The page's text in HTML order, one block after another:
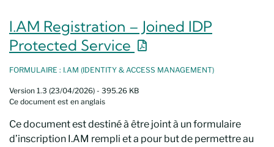
I.AM Registration – Joined IDP
Protected Service Nouvelle fenêtre
FORMULAIRE : I.AM (IDENTITY & ACCESS MANAGEMENT)
Version 1.3 (23/04/2026) - 395.26 KB
Ce document est en anglais
Ce document est destiné à être joint à un formulaire
d’inscription I.AM rempli et a pour but de permettre au